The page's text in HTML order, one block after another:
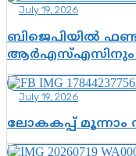
July 19, 2026
ബിജെപിയിൽ
ആർഎസ്എസിനും
July 19, 2026
ലോകകപ്പ് മൂന്നാം